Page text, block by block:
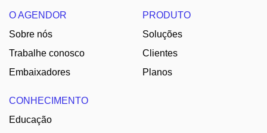
O AGENDOR
Sobre nós
Trabalhe conosco
Embaixadores
PRODUTO
Soluções
Clientes
Planos
CONHECIMENTO
Educação